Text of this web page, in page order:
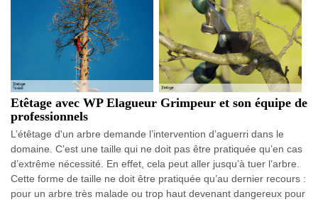
Etêtage avec WP Elagueur Grimpeur et son équipe de
professionnels
L’étêtage d'un arbre demande l’intervention d’aguerri dans le
domaine. C’est une taille qui ne doit pas être pratiquée qu’en cas
d’extrême nécessité. En effet, cela peut aller jusqu’à tuer l’arbre.
Cette forme de taille ne doit être pratiquée qu’au dernier recours :
pour un arbre très malade ou trop haut devenant dangereux pour